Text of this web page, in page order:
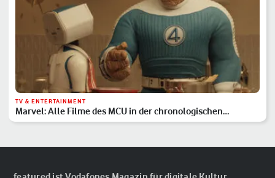
TV & ENTERTAINMENT
Marvel: Alle Filme des MCU in der chronologischen
Reihenfolge